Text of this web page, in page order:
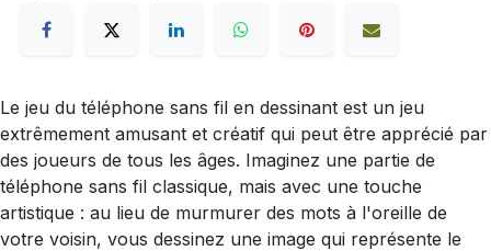
Le jeu du téléphone sans fil en dessinant est un jeu
extrêmement amusant et créatif qui peut être apprécié par
des joueurs de tous les âges. Imaginez une partie de
téléphone sans fil classique, mais avec une touche
artistique : au lieu de murmurer des mots à l'oreille de
votre voisin, vous dessinez une image qui représente le